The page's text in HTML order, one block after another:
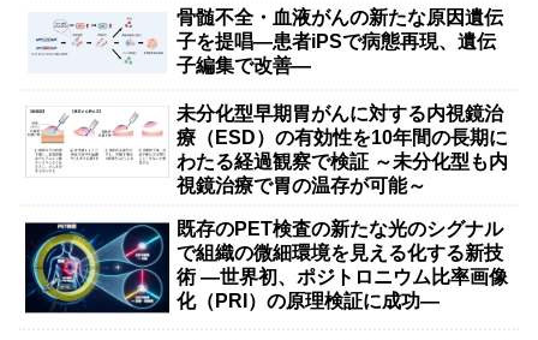
骨髄不全・血液がんの新たな原因遺伝
子を提唱―患者iPSで病態再現、遺伝
子編集で改善―
未分化型早期胃がんに対する内視鏡治
療（ESD）の有効性を10年間の長期に
わたる経過観察で検証 ～未分化型も内
視鏡治療で胃の温存が可能～
既存のPET検査の新たな光のシグナル
で組織の微細環境を見える化する新技
術 ―世界初、ポジトロニウム比率画像
化（PRI）の原理検証に成功―